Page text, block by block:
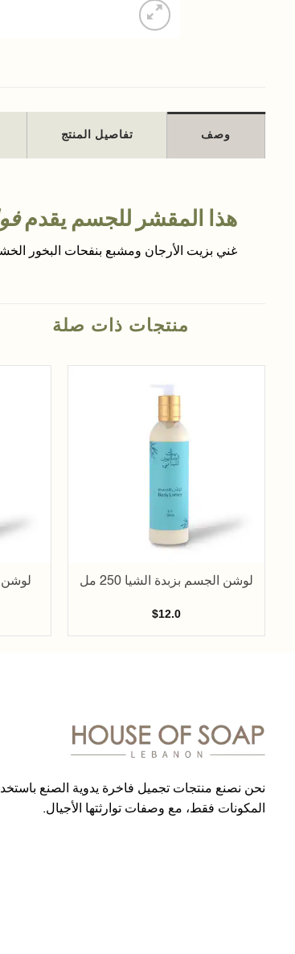
وصف تفاصيل المنتج
هذا المقشر للجسم يقدم
غني بزيت الأرجان ومشبع بنفحات البخور
منتجات ذات صلة
لوشن الجسم بزبدة الشيا 250 مل
$12.0
لوشن
نحن نصنع منتجات تجميل فاخرة يدوية الصنع
المكونات فقط، مع وصفات توارثتها الأجيال.